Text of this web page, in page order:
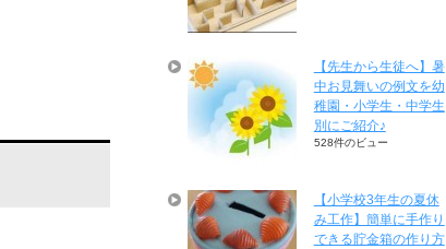
【先生から生徒へ】暑
中お見舞いの例文を幼
稚園・小学生・中学生
別にご紹介♪
528件のビュー
【小学校3年生の夏休
み工作】簡単に手作り
できる貯金箱の作り方